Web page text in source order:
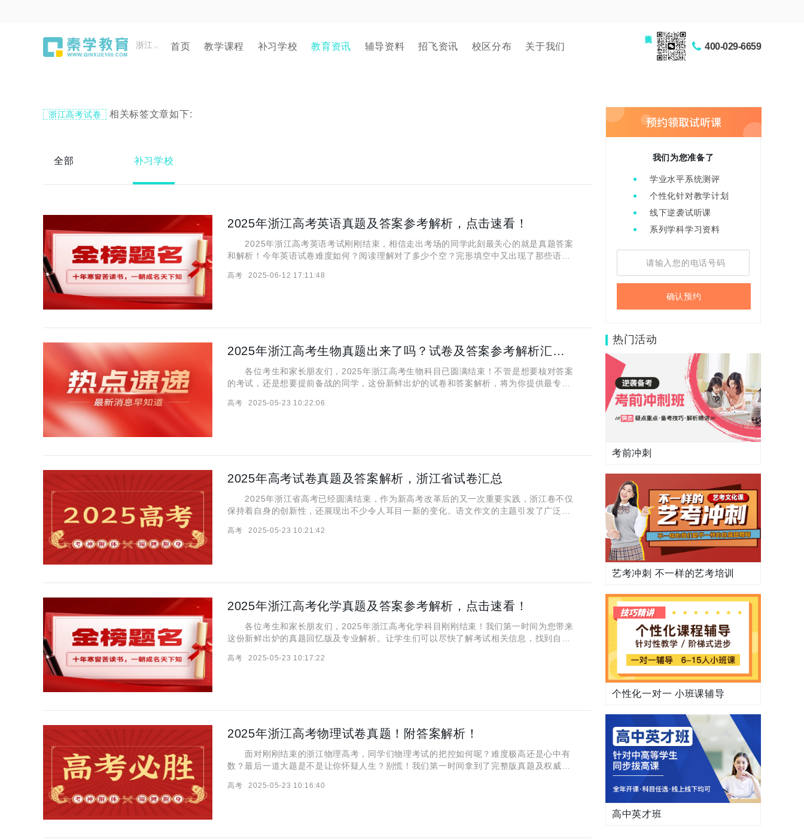
浙江 首页 教学课程 补习学校 教育资讯 辅导资料 招飞资讯 校区分布 关于我们 400-029-6659
浙江高考试卷 相关标签文章如下:
全部 补习学校
2025年浙江高考英语真题及答案参考解析，点击速看！
2025年浙江高考英语考试刚刚结束，相信走出考场的同学此刻最关心的就是真题答案
和解析！今年英语试卷难度如何？阅读理解对了多少个空？完形填空中又出现了那些语
官方参考答案及权威解析。无论你是想预估分数，还是为明年备考做
高考 2025-06-12 17:11:48
2025年浙江高考生物真题出来了吗？试卷及答案参考解析汇总！
各位考生和家长朋友们，2025年浙江高考生物科目已圆满结束！不管是想要核对答案
的考试，还是想要提前备战的同学，这份新鲜出炉的试卷和答案解析，将为你提供最专业
高考 2025-05-23 10:22:06
2025年高考试卷真题及答案解析，浙江省试卷汇总
2025年浙江省高考已经圆满结束，作为新高考改革后的又一次重要实践，浙江卷不仅
保持着自身的创新性，还展现出不少令人耳目一新的变化。语文作文的主题引发了广泛讨
力。为了让广大考生和家长第一时间了解今年高考的命题特点，我们特
高考 2025-05-23 10:21:42
2025年浙江高考化学真题及答案参考解析，点击速看！
各位考生和家长朋友们，2025年浙江高考化学科目刚刚结束！我们第一时间为您带来
这份新鲜出炉的真题回忆版及专业解析。让学生们可以尽快了解考试相关信息，找到自己
月7日开始举行，同学们可以持续关注本文或收藏此页面，
高考 2025-05-23 10:17:22
2025年浙江高考物理试卷真题！附答案解析！
面对刚刚结束的浙江物理高考，同学们物理考试的把控如何呢？难度极高还是心中有
数？最后一道大题是不是让你怀疑人生？别慌！我们第一时间拿到了完整版真题及权威解
全国高考将从6月7日开始举行，同学们可以持续关注本文或收藏
高考 2025-05-23 10:16:40
我们为您准备了
学业水平系统测评
个性化针对教学计划
线下逆袭试听课
系列学科学习资料
确认预约
热门活动
考前冲刺
艺考冲刺 不一样的艺考培训
个性化一对一 小班课辅导
高中英才班